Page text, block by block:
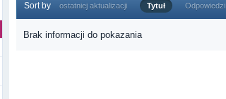
Sort by ostatniej aktualizacji Tytuł Odpowiedzi
Brak informacji do pokazania